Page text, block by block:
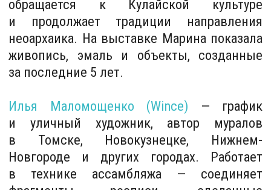
Илья Маломощенко (Wince)— график
и уличный художник, автор муралов
в Томске, Новокузнецке, Нижнем-
Новгороде и других городах. Работает
в технике ассамбляжа — соединяет
фрагменты росписи, сделанные
на различных материалах и найденные
к истории Сибири и Томска. На выставке
Илья показал графику, живопись
и ассамбляжи.